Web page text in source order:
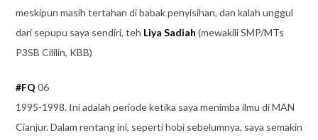
meskipun masih tertahan di babak penyisihan, dan kalah unggul
dari sepupu saya sendiri, teh Liya Sadiah (mewakili SMP/MTs
P3SB Cililin, KBB)
#FQ 06
1995-1998. Ini adalah periode ketika saya menimba ilmu di MAN
Cianjur. Dalam rentang ini, seperti hobi sebelumnya, saya semakin